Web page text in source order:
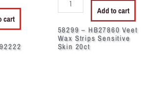
cart
Add to cart
58299 – HB27860 Veet
Wax Strips Sensitive
Skin 20ct